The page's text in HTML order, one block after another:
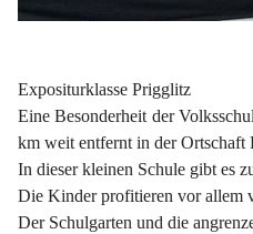
Expositurklasse Prigglitz
Eine Besonderheit der
km weit entfernt in der Ortschaft
In dieser kleinen Schule gibt es
Die Kinder profitieren vor allem
Der Schulgarten und die